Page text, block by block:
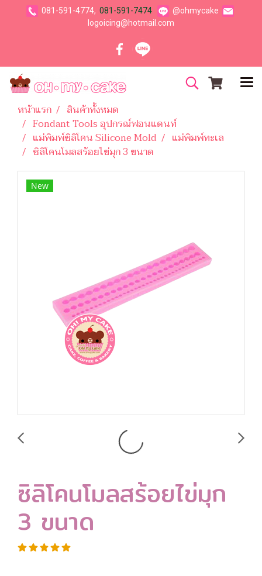
081-591-4774, 081-591-7474
@ohmycake
logoicing@hotmail.com
หน้าแรก
สินค้าทั้งหมด
Fondant Tools อุปกรณ์ฟอนแดนท์
แม่พิมพ์ซิลิโคน Silicone Mold
แม่พิมพ์ทะเล
ซิลิโคนโมลสร้อยไข่มุก 3 ขนาด
New
ซิลิโคนโมลสร้อยไข่มุก
3 ขนาด